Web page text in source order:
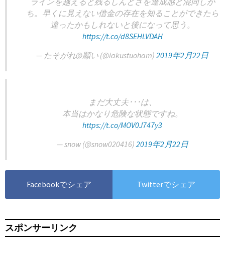
ち。早くに見えない借金の存在を知ることができたら
違ったかもしれないと後になって思う。
https://t.co/d8SEHLVDAH
— たそがれ@願い (@iakustuoham) 2019年2月22日
まだ大丈夫･･･は、
本当はかなり危険な状態ですね。
https://t.co/MOV0J747y3
— snow (@snow020416) 2019年2月22日
Facebookでシェア Twitterでシェア
スポンサーリンク